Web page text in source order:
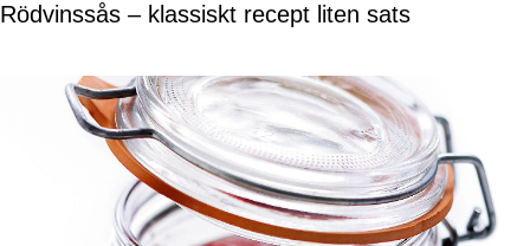
Rödvinssås – klassiskt recept liten sats